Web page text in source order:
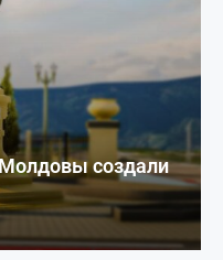
создали